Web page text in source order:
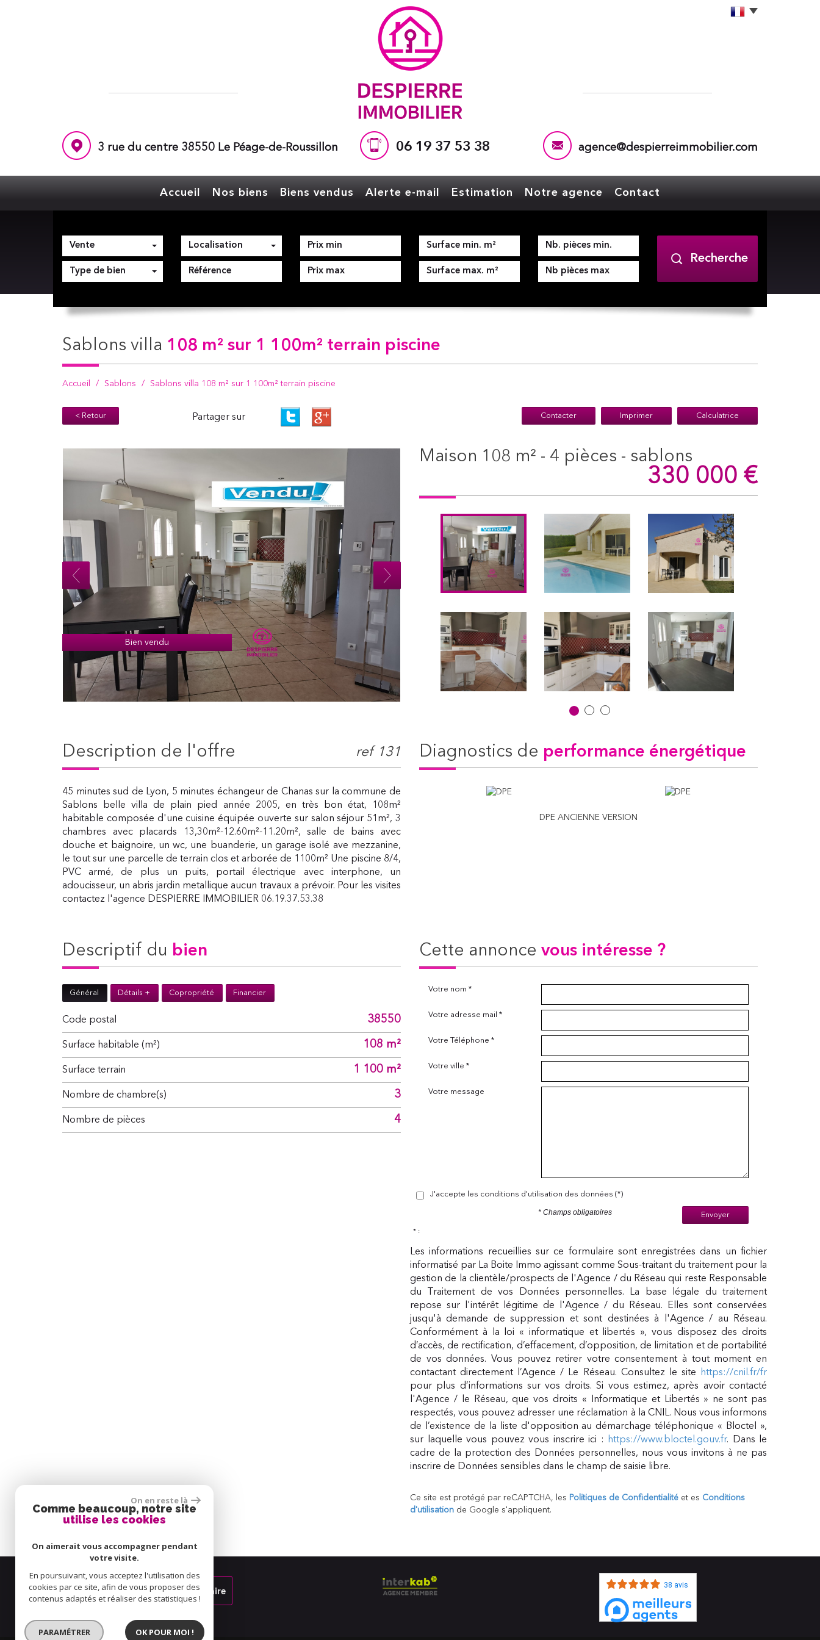
3 rue du centre 38550 Le Péage-de-Roussillon 06 19 37 53 38 agence@despierreimmobilier.com
Accueil Nos biens Biens vendus Alerte e-mail Estimation Notre agence Contact
Vente
Type de bien
Localisation
Recherche
sablons villa 108 m² sur 1 100m² terrain piscine
Accueil Sablons Sablons villa 108 m² sur 1 100m² terrain piscine
< Retour Partager sur Contacter Imprimer Calculatrice
Bien vendu
maison 108 m² - 4 pièces - sablons
330 000 €
description de l'offre ref 131
45 minutes sud de Lyon, 5 minutes échangeur de Chanas sur la commune de
Sablons belle villa de plain pied année 2005, en très bon état, 108m²
habitable composée d'une cuisine équipée ouverte sur salon séjour 51m², 3
chambres avec placards 13,30m²-12.60m²-11.20m², salle de bains avec
douche et baignoire, un wc, une buanderie, un garage isolé ave mezzanine,
le tout sur une parcelle de terrain clos et arborée de 1100m² Une piscine 8/4,
PVC armé, de plus un puits, portail électrique avec interphone, un
adoucisseur, un abris jardin metallique aucun travaux a prévoir. Pour les visites
contactez l'agence DESPIERRE IMMOBILIER 06.19.37.53.38
diagnostics de performance énergétique
DPE ANCIENNE VERSION
descriptif du bien
Général Détails + Copropriété Financier
Code postal 38550
Surface habitable (m²) 108 m²
surface terrain 1 100 m²
Nombre de chambre(s) 3
Nombre de pièces 4
cette annonce vous intéresse ?
Votre nom *
Votre adresse mail *
Votre Téléphone *
Votre ville *
Votre message
J'accepte les conditions d'utilisation des données (*)
Envoyer
* Champs obligatoires
* :
Les informations recueillies sur ce formulaire sont enregistrées dans un fichier
informatisé par La Boite Immo agissant comme Sous-traitant du traitement pour la
gestion de la clientèle/prospects de l'Agence / du Réseau qui reste Responsable
du Traitement de vos Données personnelles. La base légale du traitement
repose sur l'intérêt légitime de l'Agence / du Réseau. Elles sont conservées
jusqu'à demande de suppression et sont destinées à l'Agence / au Réseau.
Conformément à la loi « informatique et libertés », vous disposez des droits
d’accès, de rectification, d’effacement, d’opposition, de limitation et de portabilité
de vos données. Vous pouvez retirer votre consentement à tout moment en
contactant directement l’Agence / Le Réseau. Consultez le site
https://cnil.fr/fr
pour plus d’informations sur vos droits. Si vous estimez, après avoir contacté
l'Agence / le Réseau, que vos droits « Informatique et Libertés » ne sont pas
respectés, vous pouvez adresser une réclamation à la CNIL. Nous vous informons
de l’existence de la liste d'opposition au démarchage téléphonique « Bloctel »,
sur laquelle vous pouvez vous inscrire ici :
https://www.bloctel.gouv.fr. Dans le
cadre de la protection des Données personnelles, nous vous invitons à ne pas
inscrire de Données sensibles dans le champ de saisie libre.
Ce site est protégé par reCAPTCHA, les Politiques de Confidentialité et es Conditions
d'utilisation de Google s'appliquent.
Espace propriétaire
38 avis
On en reste là
Comme beaucoup, notre site
utilise les cookies
On aimerait vous accompagner pendant
votre visite.
En poursuivant, vous acceptez l'utilisation des
cookies par ce site, afin de vous proposer des
contenus adaptés et réaliser des statistiques !
PARAMÉTRER OK POUR MOI !